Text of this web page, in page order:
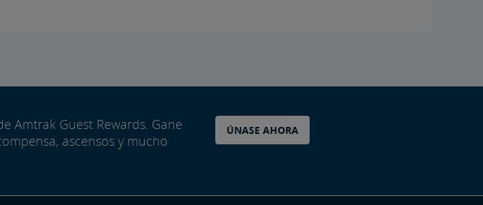
Amtrak Guest Rewards. Gane
ascensos y mucho
ÚNASE AHORA